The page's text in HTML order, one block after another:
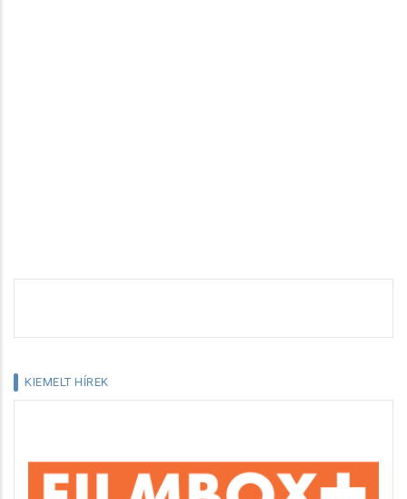
KIEMELT HÍREK